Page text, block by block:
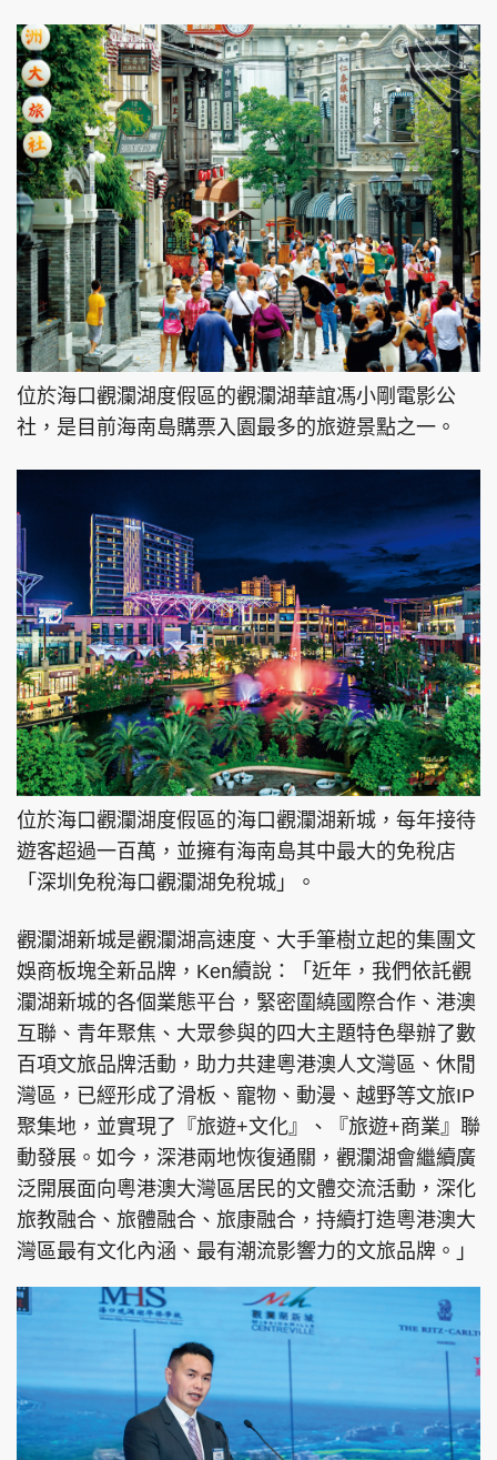
位於海口觀瀾湖度假區的觀瀾湖華誼馮小剛電影公
社，是目前海南島購票入園最多的旅遊景點之一。
位於海口觀瀾湖度假區的海口觀瀾湖新城，每年接待
遊客超過一百萬，並擁有海南島其中最大的免稅店
「深圳免稅海口觀瀾湖免稅城」。
觀瀾湖新城是觀瀾湖高速度、大手筆樹立起的集團文
娛商板塊全新品牌，Ken續說：「近年，我們依託觀
瀾湖新城的各個業態平台，緊密圍繞國際合作、港澳
互聯、青年聚焦、大眾參與的四大主題特色舉辦了數
百項文旅品牌活動，助力共建粵港澳人文灣區、休閒
灣區，已經形成了滑板、寵物、動漫、越野等文旅IP
聚集地，並實現了『旅遊+文化』、『旅遊+商業』聯
動發展。如今，深港兩地恢復通關，觀瀾湖會繼續廣
泛開展面向粵港澳大灣區居民的文體交流活動，深化
旅教融合、旅體融合、旅康融合，持續打造粵港澳大
灣區最有文化內涵、最有潮流影響力的文旅品牌。」